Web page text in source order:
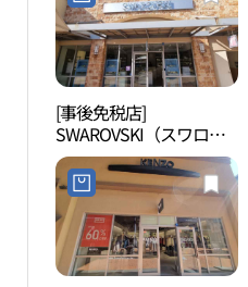
[事後免税店]
SWAROVSKI（スワロフ
スキー）・新世界サイモ
ンプレミアムアウトレッ
トヨジュ（驪州）店(스
와로브스키 신세계사이
먼프리미엄아울렛 여주
점)